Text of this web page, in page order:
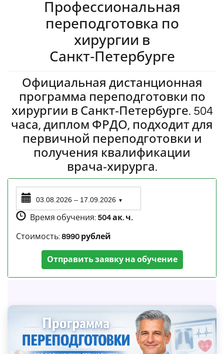
Профессиональная
переподготовка по
хирургии в
Санкт‑Петербурге
Официальная дистанционная
программа переподготовки по
хирургии в Санкт‑Петербурге. 504
часа, диплом ФРДО, подходит для
первичной переподготовки и
получения квалификации
врача‑хирурга.
03.08.2026 – 17.09.2026 ▼
Время обучения:504 ак. ч.
Стоимость:8990 рублей
Отправить заявку на обучение